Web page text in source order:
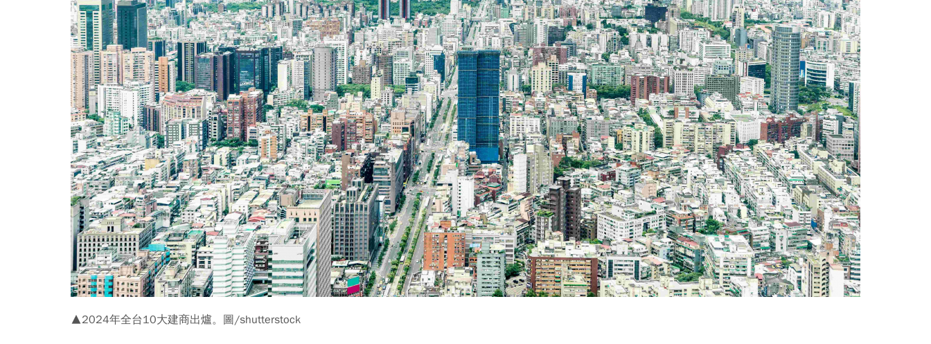
▲2024年全台10大建商出爐。圖/shutterstock